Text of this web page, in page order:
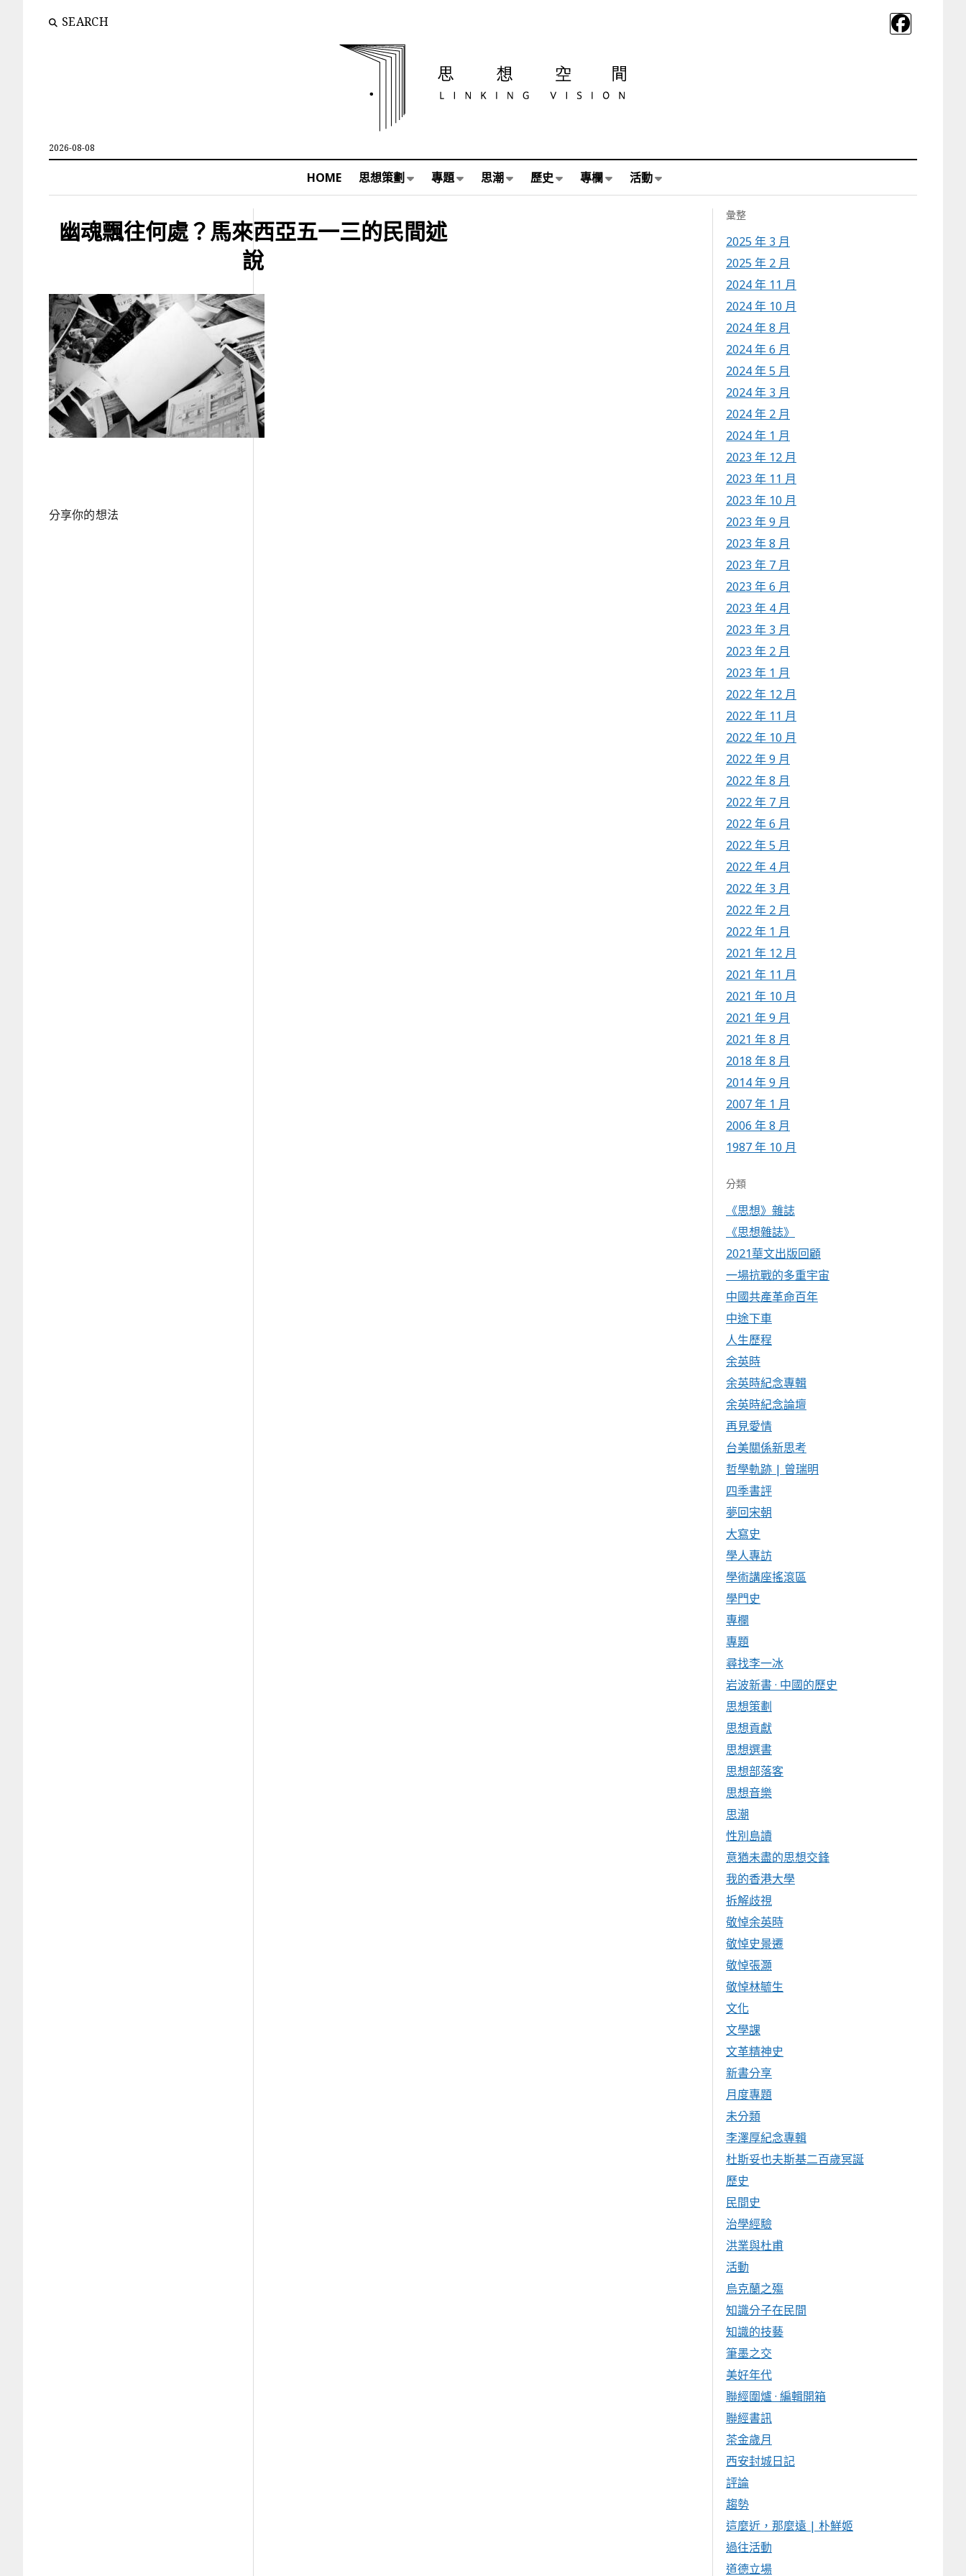
SEARCH
2026-08-08
HOME 思想策劃 專題 思潮 歷史 專欄 活動
幽魂飄往何處？馬來西亞五一三的民間述
說
分享你的想法
彙整
2025 年 3 月
2025 年 2 月
2024 年 11 月
2024 年 10 月
2024 年 8 月
2024 年 6 月
2024 年 5 月
2024 年 3 月
2024 年 2 月
2024 年 1 月
2023 年 12 月
2023 年 11 月
2023 年 10 月
2023 年 9 月
2023 年 8 月
2023 年 7 月
2023 年 6 月
2023 年 4 月
2023 年 3 月
2023 年 2 月
2023 年 1 月
2022 年 12 月
2022 年 11 月
2022 年 10 月
2022 年 9 月
2022 年 8 月
2022 年 7 月
2022 年 6 月
2022 年 5 月
2022 年 4 月
2022 年 3 月
2022 年 2 月
2022 年 1 月
2021 年 12 月
2021 年 11 月
2021 年 10 月
2021 年 9 月
2021 年 8 月
2018 年 8 月
2014 年 9 月
2007 年 1 月
2006 年 8 月
1987 年 10 月
分類
《思想》雜誌
《思想雜誌》
2021華文出版回顧
一場抗戰的多重宇宙
中國共產革命百年
中途下車
人生歷程
余英時
余英時紀念專輯
余英時紀念論壇
再見愛情
台美關係新思考
哲學軌跡 | 曾瑞明
四季書評
夢回宋朝
大寫史
學人專訪
學術講座搖滾區
學門史
專欄
專題
尋找李一冰
岩波新書 · 中國的歷史
思想策劃
思想貢獻
思想選書
思想部落客
思想音樂
思潮
性別島讀
意猶未盡的思想交鋒
我的香港大學
拆解歧視
敬悼余英時
敬悼史景遷
敬悼張灝
敬悼林毓生
文化
文學課
文革精神史
新書分享
月度專題
未分類
李澤厚紀念專輯
杜斯妥也夫斯基二百歲冥誕
歷史
民間史
治學經驗
洪業與杜甫
活動
烏克蘭之殤
知識分子在民間
知識的技藝
筆墨之交
美好年代
聯經圍爐 · 編輯開箱
聯經書訊
茶金歲月
西安封城日記
評論
趨勢
這麼近，那麼遠 | 朴鮮姬
過往活動
道德立場